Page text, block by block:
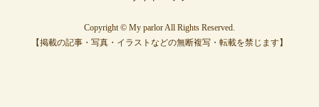
Copyright © My parlor All Rights Reserved.
【掲載の記事・写真・イラストなどの無断複写・転載を禁じます】